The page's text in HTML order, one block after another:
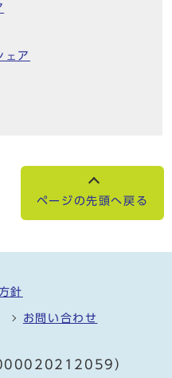
ア
ページの先頭へ戻る
針
お問い合わせ
）